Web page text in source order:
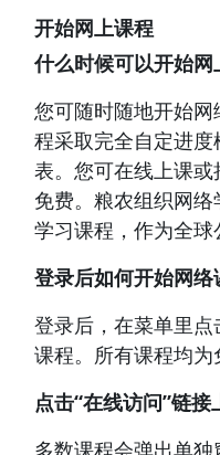
开始网上课程
什么时候可以开始网
您可随时随地开始
程采取完全自定进
表。您可在线上课
免费。粮农组织网
学习课程，作为全球
登录后如何开始网络
登录后，在菜单里点
课程。所有课程均为
点击“在线访问”链
多数课程会弹出单